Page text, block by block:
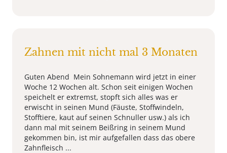
Zahnen mit nicht mal 3 Monaten
Guten Abend Mein Sohnemann wird jetzt in einer
Woche 12 Wochen alt. Schon seit einigen Wochen
speichelt er extremst, stopft sich alles was er
erwischt in seinen Mund (Fäuste, Stoffwindeln,
Stofftiere, kaut auf seinen Schnuller usw.) als ich
dann mal mit seinem Beißring in seinem Mund
gekommen bin, ist mir aufgefallen dass das obere
Zahnfleisch ...